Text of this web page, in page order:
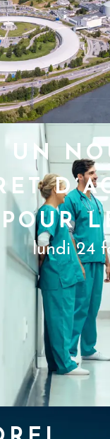
UN
POUR
lundi 24